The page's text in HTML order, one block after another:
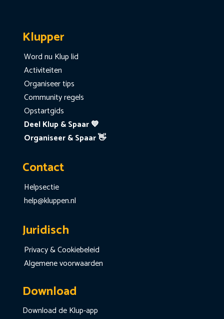
Klupper
Word nu Klup lid
Activiteiten
Organiseer tips
Community regels
Opstartgids
Deel Klup & Spaar 💙
Organiseer & Spaar 👋
Contact
Helpsectie
help@kluppen.nl
Juridisch
Privacy & Cookiebeleid
Algemene voorwaarden
Download
Download de Klup-app